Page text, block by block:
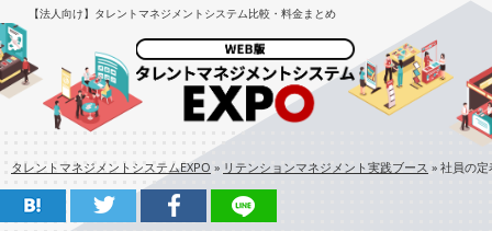
【法人向け】タレントマネジメントシステム比較・料金まとめ
タレントマネジメントシステムEXPO » リテンションマネジメント実践ブース » 社員の